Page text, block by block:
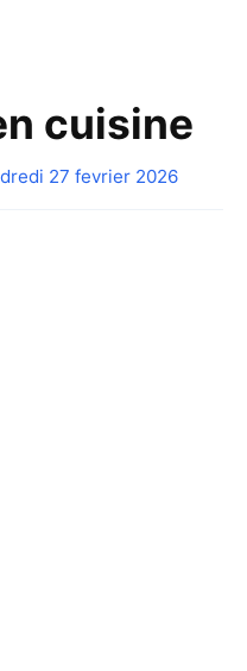
cuisine
27 fevrier 2026